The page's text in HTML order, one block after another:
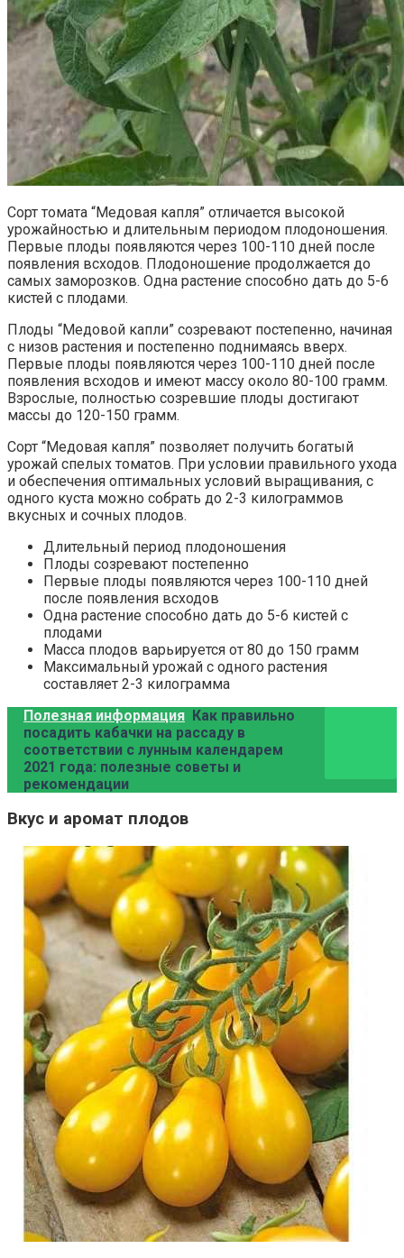
Сорт томата “Медовая капля” отличается высокой
урожайностью и длительным периодом плодоношения.
Первые плоды появляются через 100-110 дней после
появления всходов. Плодоношение продолжается до
самых заморозков. Одна растение способно дать до 5-6
кистей с плодами.
Плоды “Медовой капли” созревают постепенно, начиная
с низов растения и постепенно поднимаясь вверх.
Первые плоды появляются через 100-110 дней после
появления всходов и имеют массу около 80-100 грамм.
Взрослые, полностью созревшие плоды достигают
массы до 120-150 грамм.
Сорт “Медовая капля” позволяет получить богатый
урожай спелых томатов. При условии правильного ухода
и обеспечения оптимальных условий выращивания, с
одного куста можно собрать до 2-3 килограммов
вкусных и сочных плодов.
Длительный период плодоношения
Плоды созревают постепенно
Первые плоды появляются через 100-110 дней
после появления всходов
Одна растение способно дать до 5-6 кистей с
плодами
Масса плодов варьируется от 80 до 150 грамм
Максимальный урожай с одного растения
составляет 2-3 килограмма
Полезная информация Как правильно
посадить кабачки на рассаду в
соответствии с лунным календарем
2021 года: полезные советы и
рекомендации
Вкус и аромат плодов